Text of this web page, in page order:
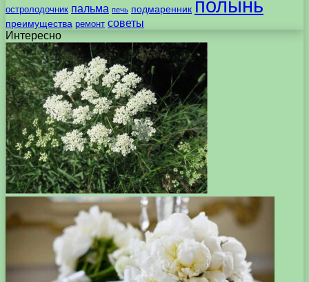
остролодочник пальма печь подмаренник полынь
преимущества ремонт советы
Интересно